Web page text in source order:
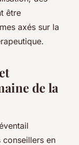
être
axés sur la
de la
en